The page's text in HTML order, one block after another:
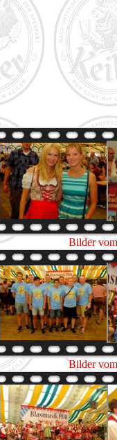
Bilder
Bilder